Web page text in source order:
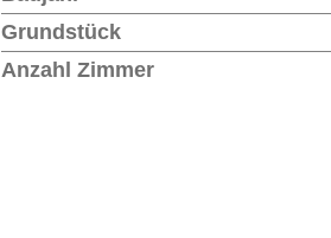
Grundstück
Anzahl Zimmer